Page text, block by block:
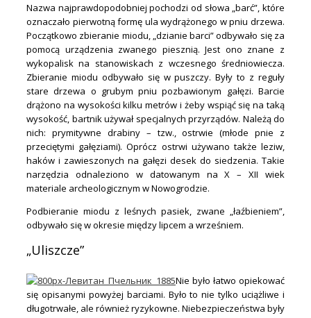
Nazwa najprawdopodobniej pochodzi od słowa „barć”, które
oznaczało pierwotną formę ula wydrążonego w pniu drzewa.
Początkowo zbieranie miodu, „dzianie barci” odbywało się za
pomocą urządzenia zwanego piesznią. Jest ono znane z
wykopalisk na stanowiskach z wczesnego średniowiecza.
Zbieranie miodu odbywało się w puszczy. Były to z reguły
stare drzewa o grubym pniu pozbawionym gałęzi. Barcie
drążono na wysokości kilku metrów i żeby wspiąć się na taką
wysokość, bartnik używał specjalnych przyrządów. Należą do
nich: prymitywne drabiny – tzw., ostrwie (młode pnie z
przeciętymi gałęziami). Oprócz ostrwi używano także leziw,
haków i zawieszonych na gałęzi desek do siedzenia. Takie
narzędzia odnaleziono w datowanym na X – XII wiek
materiale archeologicznym w Nowogrodzie.
Podbieranie miodu z leśnych pasiek, zwane „łaźbieniem”,
odbywało się w okresie między lipcem a wrześniem.
„Uliszcze”
Nie było łatwo opiekować
się opisanymi powyżej barciami. Było to nie tylko uciążliwe i
długotrwałe, ale również ryzykowne. Niebezpieczeństwa były